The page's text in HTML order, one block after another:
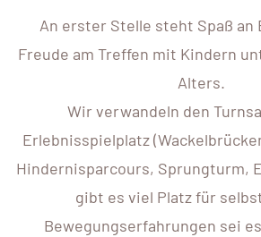
An erster Stelle steht Spaß an
Freude am Treffen mit Kindern
Alters.
Wir verwandeln den
Erlebnisspielplatz
Hindernisparcours, Sprungturm,
gibt es viel Platz für
Bewegungserfahrungen sei